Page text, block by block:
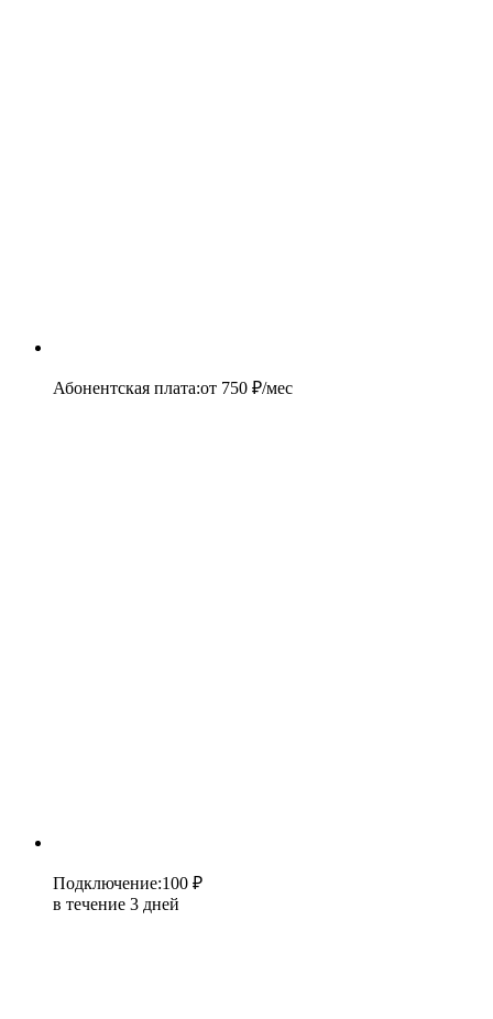
Абонентская плата:от 750 ₽/мес
Подключение:100 ₽
в течение 3 дней